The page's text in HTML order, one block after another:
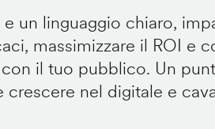
un linguaggio chiaro,
massimizzare il ROI e
il tuo pubblico. Un
crescere nel digitale e